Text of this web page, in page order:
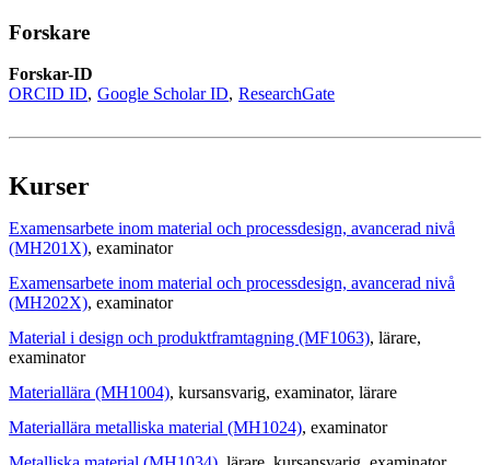
Forskare
Forskar-ID
ORCID ID Google Scholar ID ResearchGate
Kurser
Examensarbete inom material och processdesign, avancerad nivå
(MH201X), examinator
Examensarbete inom material och processdesign, avancerad nivå
(MH202X), examinator
Material i design och produktframtagning (MF1063), lärare,
examinator
Materiallära (MH1004), kursansvarig, examinator, lärare
Materiallära metalliska material (MH1024), examinator